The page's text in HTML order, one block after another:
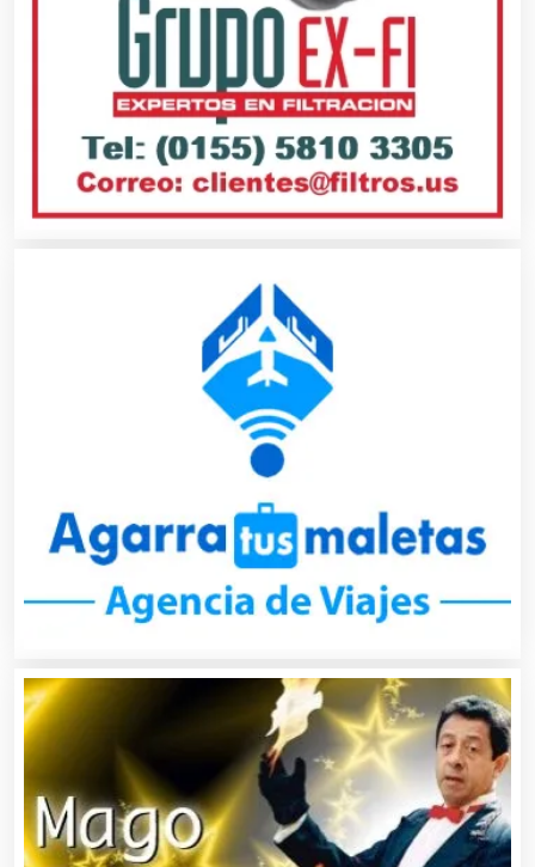
Automatización
Automóviles Nuevos y Usados
Autopartes Eléctricas
Bancos
Banquetes
Basculas
Bebidas